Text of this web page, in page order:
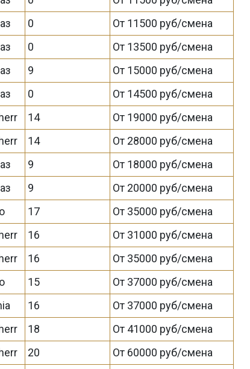
0
От 11500 руб/смена
0
От 13500 руб/смена
9
От 15000 руб/смена
0
От 14500 руб/смена
14
От 19000 руб/смена
14
От 28000 руб/смена
9
От 18000 руб/смена
9
От 20000 руб/смена
17
От 35000 руб/смена
16
От 31000 руб/смена
16
От 35000 руб/смена
15
От 37000 руб/смена
16
От 37000 руб/смена
18
От 41000 руб/смена
20
От 60000 руб/смена